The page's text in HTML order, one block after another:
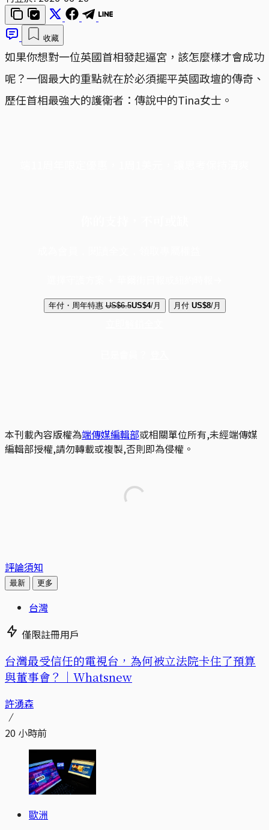
收藏
如果你想對一位英國首相發起逼宮，該怎麼樣才會成功
呢？一個最大的重點就在於必須擺平英國政壇的傳奇、
歷任首相最強大的護衛者：傳說中的Tina女士。
年付・周年特惠 US$6.5US$4/月 月付 US$8/月
本刊載內容版權為端傳媒編輯部或相關單位所有,未經端傳媒
編輯部授權,請勿轉載或複製,否則即為侵權。
評論須知
最新 更多
台灣
僅限註冊用戶
台灣最受信任的電視台，為何被立法院卡住了預算
與董事會？｜Whatsnew
許湧森
20 小時前
歐洲